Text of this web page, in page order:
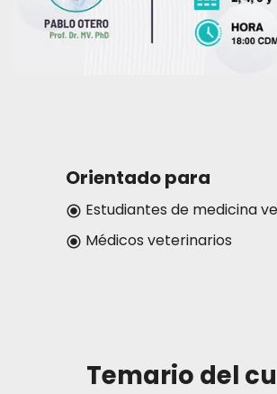
Orientado para
radio_button_checked Estudiantes de medicina
radio_button_checked Médicos veterinarios
Temario del